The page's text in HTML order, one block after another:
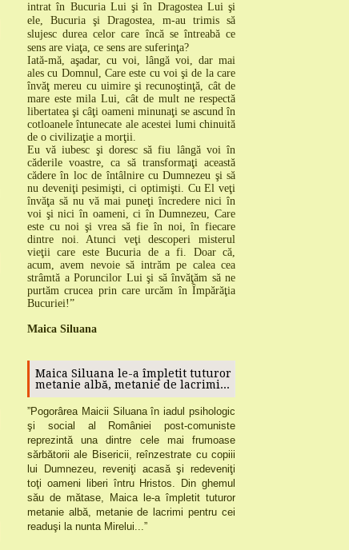
intrat în Bucuria Lui şi în Dragostea Lui şi
ele, Bucuria şi Dragostea, m-au trimis să
slujesc durea celor care încă se întreabă ce
sens are viaţa, ce sens are suferinţa?
Iată-mă, aşadar, cu voi, lângă voi, dar mai
ales cu Domnul, Care este cu voi şi de la care
învăţ mereu cu uimire şi recunoştinţă, cât de
mare este mila Lui, cât de mult ne respectă
libertatea şi câţi oameni minunaţi se ascund în
cotloanele întunecate ale acestei lumi chinuită
de o civilizaţie a morţii.
Eu vă iubesc şi doresc să fiu lângă voi în
căderile voastre, ca să transformaţi această
cădere în loc de întâlnire cu Dumnezeu şi să
nu deveniţi pesimişti, ci optimişti. Cu El veţi
învăţa să nu vă mai puneţi încredere nici în
voi şi nici în oameni, ci în Dumnezeu, Care
este cu noi şi vrea să fie în noi, în fiecare
dintre noi. Atunci
veţi descoperi misterul
vieţii care este Bucuria de a fi. Doar că,
acum, avem nevoie să intrăm pe calea cea
strâmtă a Poruncilor Lui şi să învăţăm să ne
purtăm crucea prin care urcăm în Împărăţia
Bucuriei!”
Maica Siluana
Maica Siluana le-a împletit tuturor
metanie albă, metanie de lacrimi...
”Pogorârea Maicii Siluana în iadul psihologic
şi social al României post-comuniste
reprezintă una dintre cele mai frumoase
sărbătorii ale Bisericii,reînzestrate cu copiii
lui Dumnezeu, reveniţi acasă şi redeveniţi
toţi oameni liberi întru Hristos.
Din ghemul
său de mătase, Maica le-a împletit tuturor
metanie albă, metanie de lacrimi pentru cei
readuşi la nunta Mirelui...”